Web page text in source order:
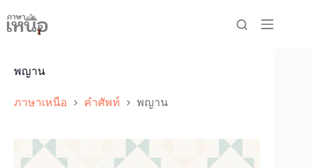
to
content
พญาน
ภาษาเหนือ คำศัพท์ พญาน